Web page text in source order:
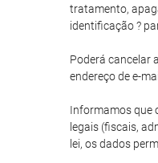
tratamento,
identificação ?
Poderá cancelar
endereço de e-
Informamos que
legais (fiscais,
lei, os dados